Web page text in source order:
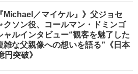
Michael／マイケル』》父ジョセ
クソン役、コールマン・ドミンゴ
ャルインタビュー“観客を魅了した
雑な父親像への想いを語る”《日本
円突破》